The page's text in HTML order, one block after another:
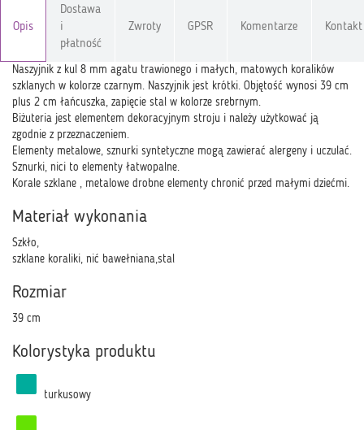
Opis
Dostawa
i
płatność
Zwroty GPSR Komentarze Kontakt
Naszyjnik z kul 8 mm agatu trawionego i małych, matowych koralików
szklanych w kolorze czarnym. Naszyjnik jest krótki. Objętość wynosi 39 cm
plus 2 cm łańcuszka, zapięcie stal w kolorze srebrnym.
Biżuteria jest elementem dekoracyjnym stroju i należy użytkować ją
zgodnie z przeznaczeniem.
Elementy metalowe, sznurki syntetyczne mogą zawierać alergeny i uczulać.
Sznurki, nici to elementy łatwopalne.
Korale szklane , metalowe drobne elementy chronić przed małymi dziećmi.
Materiał wykonania
Szkło,
szklane koraliki, nić bawełniana,stal
Rozmiar
39 cm
Kolorystyka produktu
turkusowy